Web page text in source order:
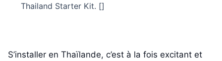
Thailand Starter Kit. []
S’installer en Thaïlande, c’est à la fois excitant et